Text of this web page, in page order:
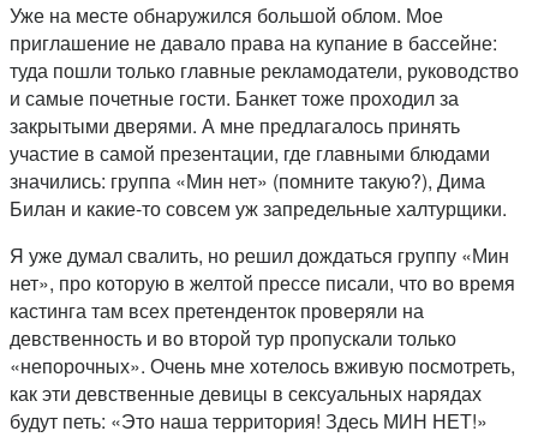
Уже на месте обнаружился большой облом. Мое
приглашение не давало права на купание в бассейне:
туда пошли только главные рекламодатели, руководство
и самые почетные гости. Банкет тоже проходил за
закрытыми дверями. А мне предлагалось принять
участие в самой презентации, где главными блюдами
значились: группа «Мин нет» (помните такую?), Дима
Билан и какие-то совсем уж запредельные халтурщики.
Я уже думал свалить, но решил дождаться группу «Мин
нет», про которую в желтой прессе писали, что во время
кастинга там всех претенденток проверяли на
девственность и во второй тур пропускали только
«непорочных». Очень мне хотелось вживую посмотреть,
как эти девственные девицы в сексуальных нарядах
будут петь: «Это наша территория! Здесь МИН НЕТ!»